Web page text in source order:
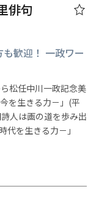
俳句
歓迎！ 一政ワー
松任中川一政記念美
を生きる力－」(平
人は画の道を歩み出
を生きる力－」